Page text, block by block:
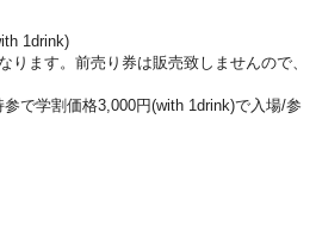
1drink)
ります。前売り券は販売致しませんので、
で学割価格3,000円(with 1drink)で入場/参